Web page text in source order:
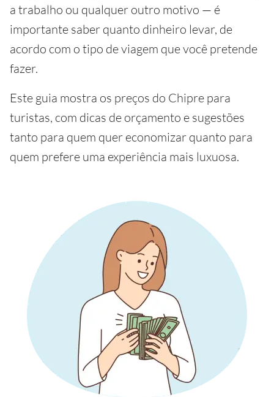
a trabalho ou qualquer outro motivo — é
importante saber quanto dinheiro levar, de
acordo com o tipo de viagem que você pretende
fazer.
Este guia mostra os preços do Chipre para
turistas, com dicas de orçamento e sugestões
tanto para quem quer economizar quanto para
quem prefere uma experiência mais luxuosa.